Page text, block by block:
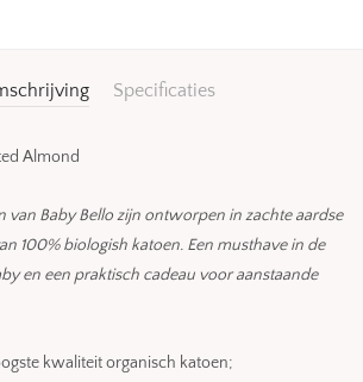
Specificaties
Almond
van Baby Bello zijn ontworpen in zachte aardse
100% biologish katoen. Een musthave in de
en een praktisch cadeau voor aanstaande
kwaliteit organisch katoen;